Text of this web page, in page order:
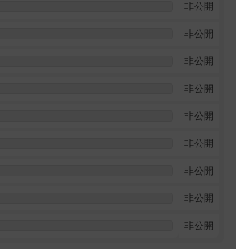
非公開
非公開
非公開
非公開
非公開
非公開
非公開
非公開
非公開